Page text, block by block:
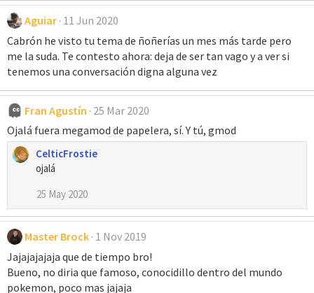
Aguiar 11 Jun 2020
Cabrón he visto tu tema de ñoñerías un mes más tarde pero
me la suda. Te contesto ahora: deja de ser tan vago y a ver si
tenemos una conversación digna alguna vez
Fran Agustín 25 Mar 2020
Ojalá fuera megamod de papelera, sí. Y tú, gmod
CelticFrostie
ojalá
25 May 2020
Master Brock 1 Nov 2019
Jajajajajaja que de tiempo bro!
Bueno, no diria que famoso, conocidillo dentro del mundo
pokemon, poco mas jajaja